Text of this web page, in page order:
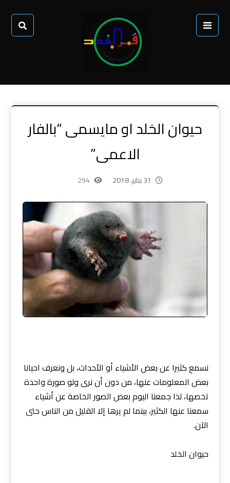
حيوان الخلد او مايسمى “بالفار
الاعمى”
31 يناير، 2018 294
نسمع كثيرا عن بعض الأشياء أو الأحداث، بل ونعرف احيانا
بعض المعلومات عنها، من دون أن نرى ولو صورة واحدة
تخصها، لذا جمعنا اليوم بعض الصور الخاصة عن أشياء
سمعنا عنها الكثير، بينما لم يرها إلا القليل من الناس حتى
الآن.
حيوان الخلد